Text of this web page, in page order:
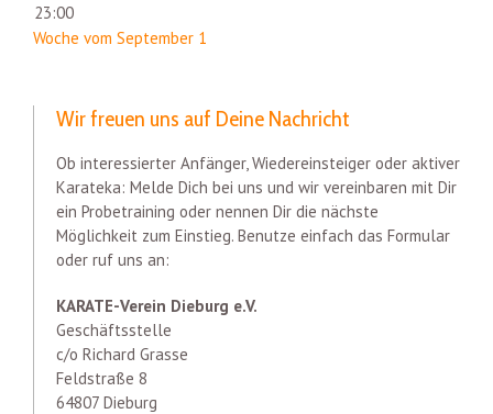
23:00
Woche vom September 1
Wir freuen uns auf Deine Nachricht
Ob interessierter Anfänger, Wiedereinsteiger oder aktiver
Karateka: Melde Dich bei uns und wir vereinbaren mit Dir
ein Probetraining oder nennen Dir die nächste
Möglichkeit zum Einstieg. Benutze einfach das Formular
oder ruf uns an:
KARATE-Verein Dieburg e.V.
Geschäftsstelle
c/o Richard Grasse
Feldstraße 8
64807 Dieburg